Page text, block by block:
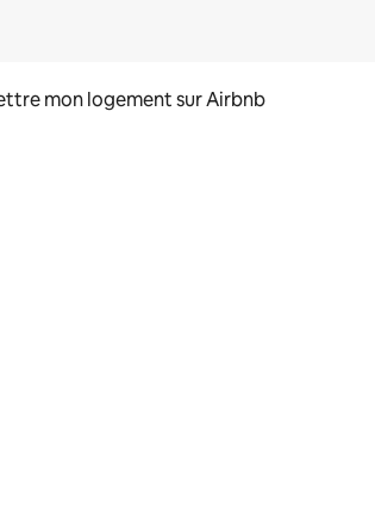
mon logement sur Airbnb